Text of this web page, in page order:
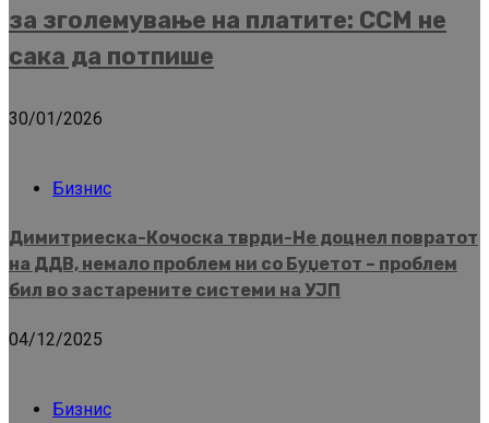
за зголемување на платите: ССМ не
сака да потпише
30/01/2026
Бизнис
Димитриеска-Кочоска тврди-Не доцнел повратот
на ДДВ, немало проблем ни со Буџетот – проблем
бил во застарените системи на УЈП
04/12/2025
Бизнис